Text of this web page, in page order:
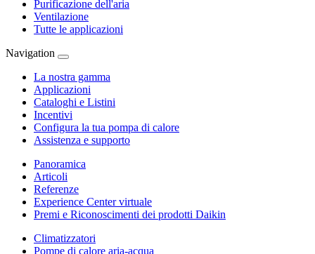
Purificazione dell'aria
Ventilazione
Tutte le applicazioni
Navigation
La nostra gamma
Applicazioni
Cataloghi e Listini
Incentivi
Configura la tua pompa di calore
Assistenza e supporto
Panoramica
Articoli
Referenze
Experience Center virtuale
Premi e Riconoscimenti dei prodotti Daikin
Climatizzatori
Pompe di calore aria-acqua